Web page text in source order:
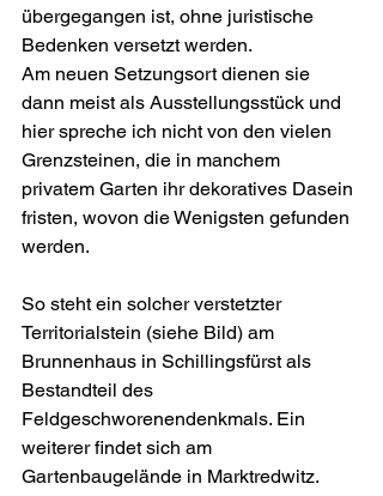
übergegangen ist, ohne juristische
Bedenken versetzt werden.
Am neuen Setzungsort dienen sie
dann meist als Ausstellungsstück und
hier spreche ich nicht von den vielen
Grenzsteinen, die in manchem
privatem Garten ihr dekoratives Dasein
fristen, wovon die Wenigsten gefunden
werden.
So steht ein solcher verstetzter
Territorialstein (siehe Bild) am
Brunnenhaus in Schillingsfürst als
Bestandteil des
Feldgeschworenendenkmals. Ein
weiterer findet sich am
Gartenbaugelände in Marktredwitz.